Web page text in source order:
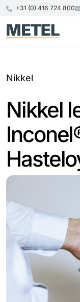
+31 (0) 416 724 800
Nikkel
Nikkel